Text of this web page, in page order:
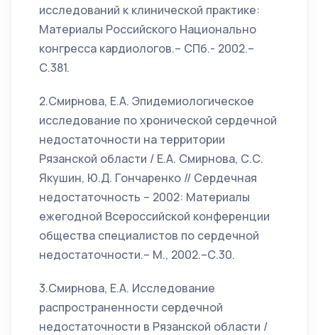
исследований к клинической практике:
Материалы Российского Национально
конгресса кардиологов.– СПб.- 2002.–
С.381.
2.Смирнова, Е.А. Эпидемиологическое
исследование по хронической сердечной
недостаточности на территории
Рязанской области / Е.А. Смирнова, С.С.
Якушин, Ю.Д. Гончаренко // Сердечная
недостаточность – 2002: Материалы
ежегодной Всероссийской конференции
общества специалистов по сердечной
недостаточности.– М., 2002.–С.30.
3.Смирнова, Е.А. Исследование
распространенности сердечной
недостаточности в Рязанской области /